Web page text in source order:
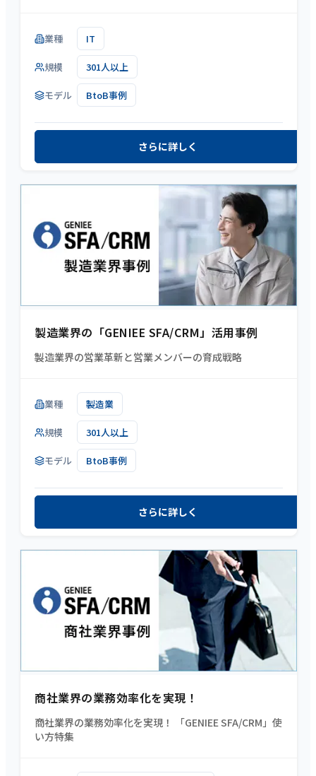
業種 IT
規模 301人以上
モデル BtoB事例
さらに詳しく
製造業界の「GENIEE SFA/CRM」活用事例
製造業界の営業革新と営業メンバーの育成戦略
業種 製造業
規模 301人以上
モデル BtoB事例
さらに詳しく
商社業界の業務効率化を実現！
商社業界の業務効率化を実現！ 「GENIEE SFA/CRM」使
い方特集